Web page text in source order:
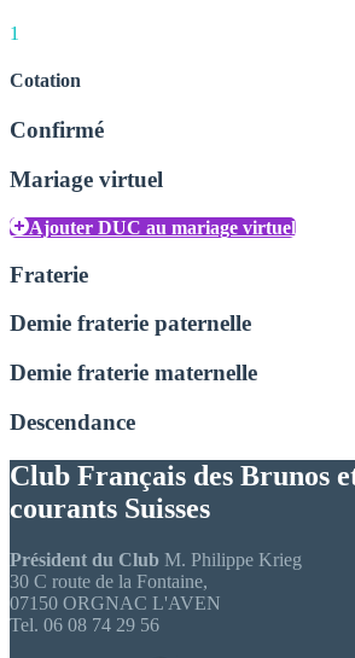
1
Cotation
Confirmé
Mariage virtuel
Ajouter DUC au mariage virtuel
Fraterie
Demie fraterie paternelle
Demie fraterie maternelle
Descendance
Club Français des Brunos
courants Suisses
Président du Club M. Philippe Krieg
30 C route de la Fontaine,
07150 ORGNAC L'AVEN
Tel. 06 08 74 29 56